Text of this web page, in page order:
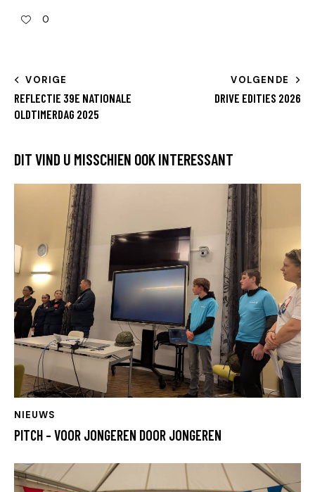
0
VORIGE
REFLECTIE 39E NATIONALE
OLDTIMERDAG 2025
VOLGENDE
DRIVE EDITIES 2026
DIT VIND U MISSCHIEN OOK INTERESSANT
NIEUWS
PITCH – VOOR JONGEREN DOOR JONGEREN